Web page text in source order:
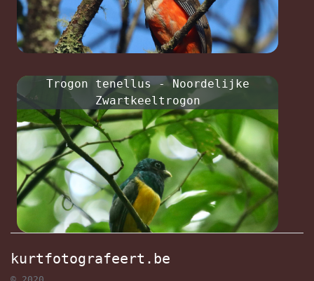
Trogon tenellus - Noordelijke
Zwartkeeltrogon
kurtfotografeert.be